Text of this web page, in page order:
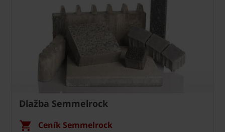
Dlažba Semmelrock
Ceník Semmelrock